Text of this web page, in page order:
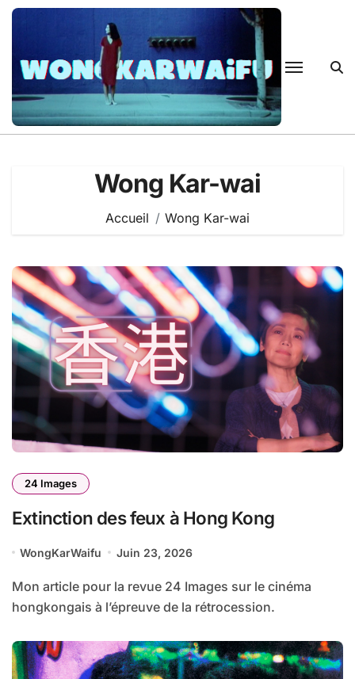
Passer
Wong Kar-wai
Accueil Wong Kar-wai
24 Images
Extinction des feux à Hong Kong
WongKarWaifu Juin 23, 2026
Mon article pour la revue 24 Images sur le cinéma
hongkongais à l’épreuve de la rétrocession.